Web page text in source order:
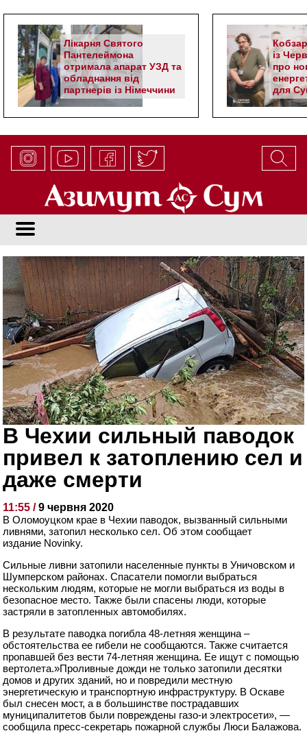
Лікарня Святого
Пантелеймона
отримала апарат УЗД та
обладнання від
партнерів із Німеччини
із
про
для
В Чехии сильный паводок
привел к затоплению сел и
даже смерти
11:55 /9 червня 2020
В Оломоуцком крае в Чехии паводок, вызванный сильными
ливнями, затопил несколько сел. Об этом сообщает
издание Novinky.
Сильные ливни затопили населенные пункты в Уничовском и
Шумперском районах. Спасатели помогли выбраться
нескольким людям, которые не могли выбраться из воды в
безопасное место. Также были спасены люди, которые
застряли в затопленных автомобилях.
В результате паводка погибла 48-летняя женщина –
обстоятельства ее гибели не сообщаются. Также считается
пропавшей без вести 74-летняя женщина. Ее ищут с помощью
вертолета.»Проливные дожди не только затопили десятки
домов и других зданий, но и повредили местную
энергетическую и транспортную инфраструктуру. В Оскаве
был снесен мост, а в большинстве пострадавших
муниципалитетов были повреждены газо-и электросети», —
сообщила пресс-секретарь пожарной службы Люси Балажова.